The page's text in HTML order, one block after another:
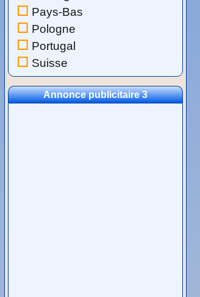
Pays-Bas
Pologne
Portugal
Suisse
Annonce publicitaire 3